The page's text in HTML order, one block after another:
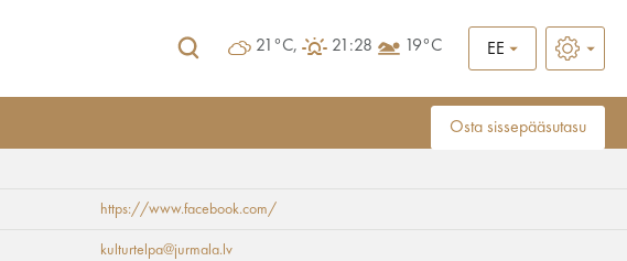
21°C, 21:28 19°C EE
Osta sissepääsutasu
keskus
https://www.facebook.com/
kulturtelpa@jurmala.lv